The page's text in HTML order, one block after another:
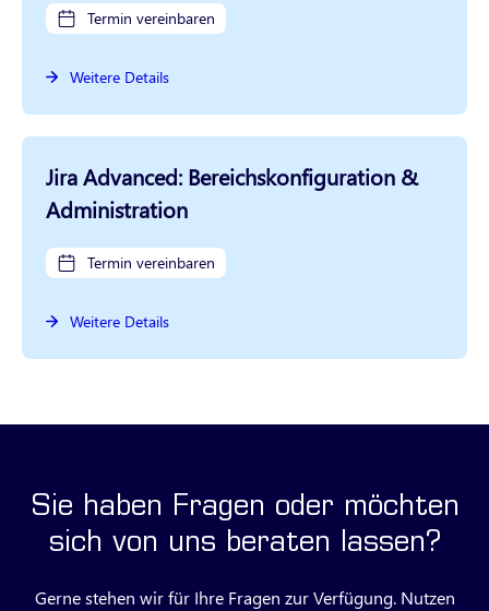
Termin vereinbaren
Weitere Details
Jira Advanced: Bereichskonfiguration &
Administration
Termin vereinbaren
Weitere Details
Sie haben Fragen oder möchten
sich von uns beraten lassen?
Gerne stehen wir für Ihre Fragen zur Verfügung. Nutzen